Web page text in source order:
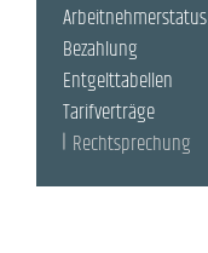
Arbeitnehmerstatus
Bezahlung
Entgelttabellen
Tarifverträge
Rechtsprechung